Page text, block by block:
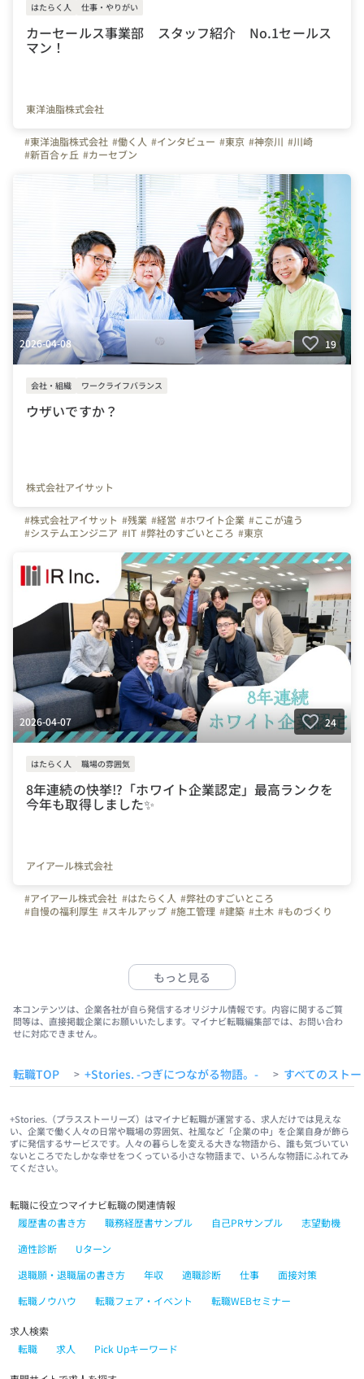
はたらく人 仕事・やりがい
カーセールス事業部 スタッフ紹介 No.1セールス
マン！
東洋油脂株式会社
#東洋油脂株式会社 #働く人 #インタビュー #東京 #神奈川 #川崎
#新百合ヶ丘 #カーセブン
2026-04-08 19
会社・組織 ワークライフバランス
ウザいですか？
株式会社アイサット
#株式会社アイサット #残業 #経営 #ホワイト企業 #ここが違う
#システムエンジニア #IT #弊社のすごいところ #東京
2026-04-07 24
はたらく人 職場の雰囲気
8年連続の快挙⁉「ホワイト企業認定」最高ランクを
今年も取得しました✨
アイアール株式会社
#アイアール株式会社 #はたらく人 #弊社のすごいところ
#自慢の福利厚生 #スキルアップ #施工管理 #建築 #土木 #ものづくり
もっと見る
本コンテンツは、企業各社が自ら発信するオリジナル情報です。内容に関するご質
問等は、直接掲載企業にお願いいたします。マイナビ転職編集部では、お問い合わ
せに対応できません。
転職TOP > +Stories. -つぎにつながる物語。- > すべてのスト
+Stories.（プラスストーリーズ）はマイナビ転職が運営する、求人だけでは見えな
い、企業で働く人々の日常や職場の雰囲気、社風など「企業の中」を企業自身が飾ら
ずに発信するサービスです。人々の暮らしを変える大きな物語から、誰も気づいてい
ないところでたしかな幸せをつくっている小さな物語まで、いろんな物語にふれてみ
てください。
転職に役立つマイナビ転職の関連情報
履歴書の書き方
職務経歴書サンプル 自己PRサンプル
志望動機
適性診断
Uターン
退職願・退職届の書き方
年収 適職診断 仕事
面接対策
転職ノウハウ
転職フェア・イベント 転職WEBセミナー
求人検索
転職
求人 Pick Upキーワード